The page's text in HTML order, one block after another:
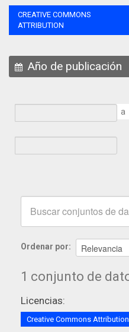
CREATIVE COMMONS
ATTRIBUTION
Año de publicación
a
Ordenar por
1 conjunto de
Licencias:
Creative Commons Attribution